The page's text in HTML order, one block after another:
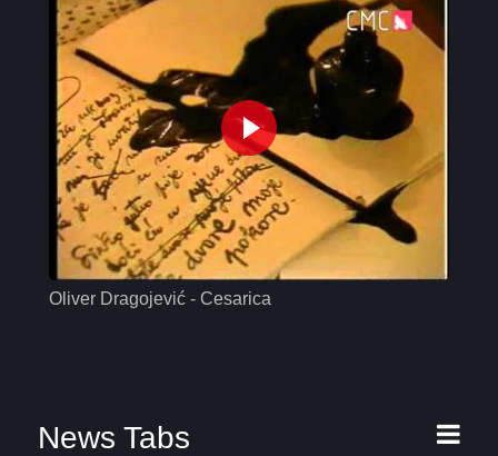
Oliver Dragojević - Cesarica
News Tabs